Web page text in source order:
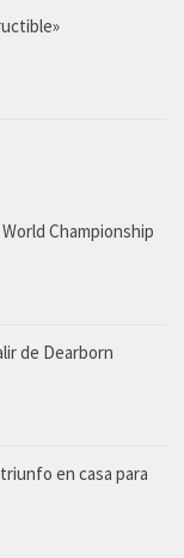
Championship
de Dearborn
en casa para